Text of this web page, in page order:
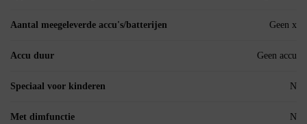
Aantal meegeleverde accu's/batterijen Geen x
Accu duur Geen accu
Speciaal voor kinderen N
Met dimfunctie N